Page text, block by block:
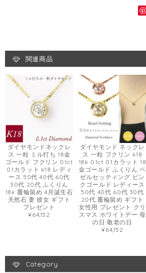
関連商品
ダイヤモンドネックレ
ス 一粒 ミル打ち 18金
ゴールド フクリン 0.1ct
0.1カラット k18 レディ
ース 50代 40代 60代
30代 20代 ふくりん
18k 覆輪留め 4月誕生石
天然石 妻 彼女 ギフト
プレゼント
¥64,152
ダイヤモンド ネックレ
ス 一粒 フクリン k18
18k 0.1ct 0.1カラット 18
金ゴールド ふくりん ベ
ゼルセッティング ピン
クゴールド レディース
50代 40代 60代 30代
20代 覆輪留め ギフト
女性用 プレゼント クリ
スマス ホワイトデー 母
の日 敬老の日
¥64,152
Category